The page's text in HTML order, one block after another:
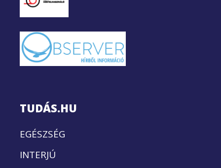
TUDÁS.HU
EGÉSZSÉG
INTERJÚ